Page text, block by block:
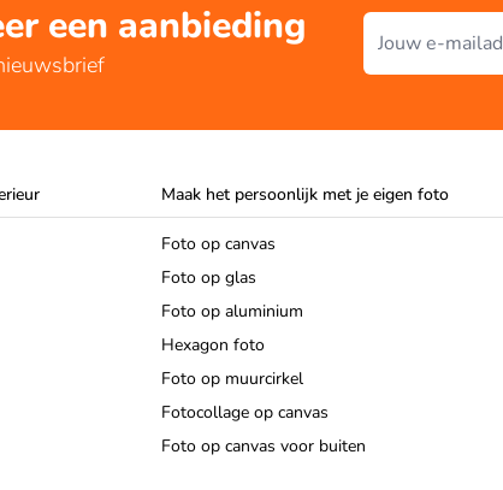
een aanbieding E-mailadres
Maak het persoonlijk met je eigen foto
Foto op canvas
Foto op glas
Foto op aluminium
Hexagon foto
Foto op muurcirkel
Fotocollage op canvas
Foto op canvas voor buiten